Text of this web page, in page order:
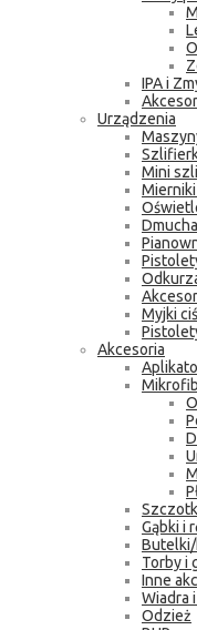
IPA i
Urządzenia
Mini
Myjki
Akcesoria
Gąbki i
Butelki/
Torby i
Inne
Wiadra
Odzież